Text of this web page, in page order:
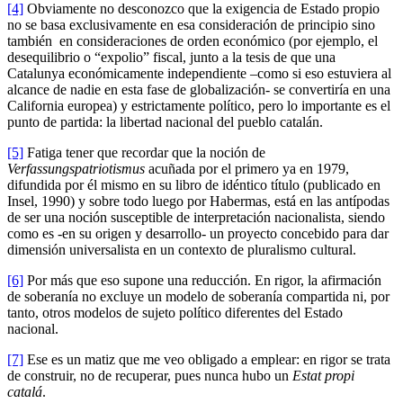
[4] Obviamente no desconozco que la exigencia de Estado propio
no se basa exclusivamente en esa consideración de principio sino
también en consideraciones de orden económico (por ejemplo, el
desequilibrio o “expolio” fiscal, junto a la tesis de que una
Catalunya económicamente independiente –como si eso estuviera al
alcance de nadie en esta fase de globalización- se convertiría en una
California europea) y estrictamente político, pero lo importante es el
punto de partida: la libertad nacional del pueblo catalán.
[5] Fatiga tener que recordar que la noción de
Verfassungspatriotismus acuñada por el primero ya en 1979,
difundida por él mismo en su libro de idéntico título (publicado en
Insel, 1990) y sobre todo luego por Habermas, está en las antípodas
de ser una noción susceptible de interpretación nacionalista, siendo
como es -en su origen y desarrollo- un proyecto concebido para dar
dimensión universalista en un contexto de pluralismo cultural.
[6] Por más que eso supone una reducción. En rigor, la afirmación
de soberanía no excluye un modelo de soberanía compartida ni, por
tanto, otros modelos de sujeto político diferentes del Estado
nacional.
[7] Ese es un matiz que me veo obligado a emplear: en rigor se trata
de construir, no de recuperar, pues nunca hubo un Estat propi
catalá.